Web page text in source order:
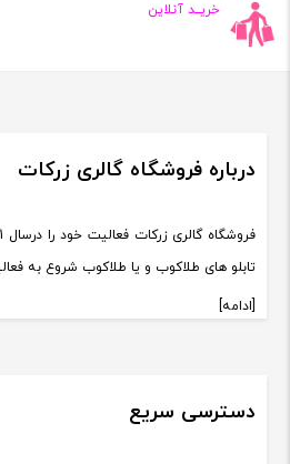
خریــد آنلاین
درباره فروشگاه گالری زرکات
تابلو های طلاکوب و یا طلاکوب شروع به
[ادامه]
دسترسی سریع